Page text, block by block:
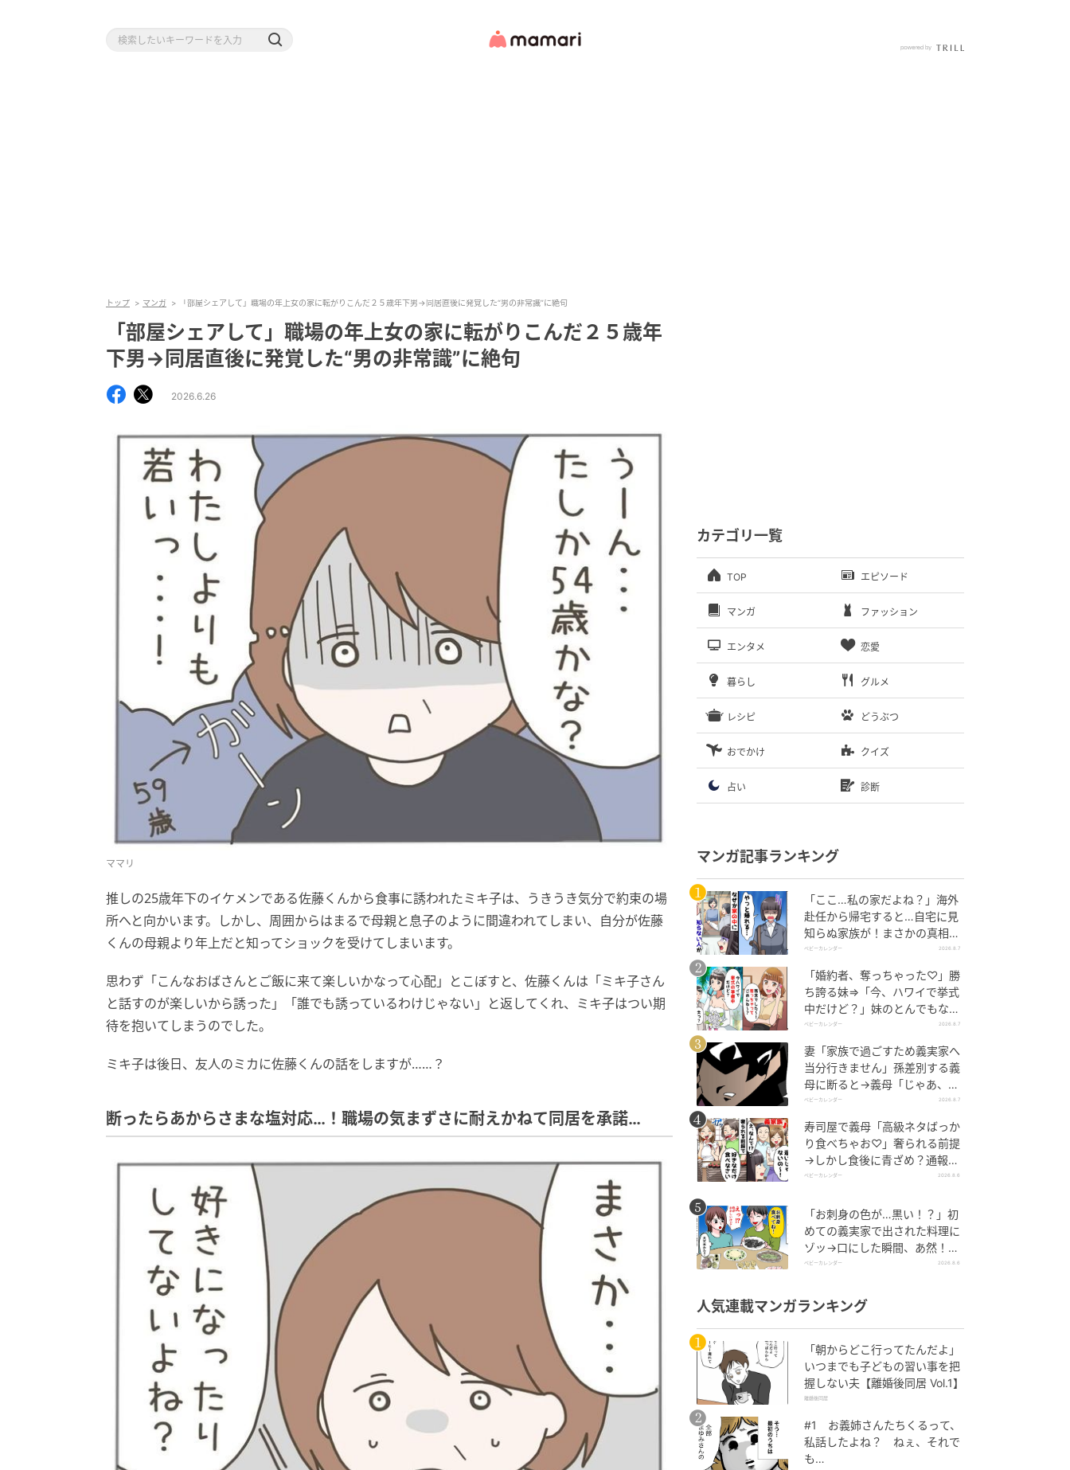
トップ マンガ 「部屋シェアして」職場の年上女の家に転がりこんだ２５歳年下男→同居直後に発覚した“男の非常識”に絶句
「部屋シェアして」職場の年上女の家に転がりこんだ２５歳年
下男→同居直後に発覚した“男の非常識”に絶句
2026.6.26
ママリ
推しの25歳年下のイケメンである佐藤くんから食事に誘われたミキ子は、うきうき気分で約束の場
所へと向かいます。しかし、周囲からはまるで母親と息子のように間違われてしまい、自分が佐藤
くんの母親より年上だと知ってショックを受けてしまいます。
思わず「こんなおばさんとご飯に来て楽しいかなって心配」とこぼすと、佐藤くんは「ミキ子さん
と話すのが楽しいから誘った」「誰でも誘っているわけじゃない」と返してくれ、ミキ子はつい期
待を抱いてしまうのでした。
ミキ子は後日、友人のミカに佐藤くんの話をしますが……？
断ったらあからさまな塩対応…！職場の気まずさに耐えかねて同居を承諾…
カテゴリ一覧
TOP エピソード
マンガ ファッション
エンタメ 恋愛
暮らし グルメ
レシピ どうぶつ
おでかけ クイズ
占い 診断
マンガ記事ランキング
「ここ…私の家だよね？」海外
赴任から帰宅すると…自宅に見
知らぬ家族が！まさかの真相と
は！？
ベビーカレンダー 2026.8.7
「婚約者、奪っちゃった♡」勝
ち誇る妹⇒「今、ハワイで挙式
中だけど？」妹のとんでもない
勘違いとは
ベビーカレンダー 2026.8.7
妻「家族で過ごすため義実家へ
当分行きません」孫差別する義
母に断ると→義母「じゃあ、私
は…」妻絶句＜こどおじ義兄＞
ベビーカレンダー 2026.8.7
寿司屋で義母「高級ネタばっか
り食べちゃお♡」奢られる前提
→しかし食後に青ざめ？通報さ
れ警察沙汰！
ベビーカレンダー 2026.8.6
「お刺身の色が…黒い！？」初
めての義実家で出された料理に
ゾッ→口にした瞬間、あ然！刺
身の正体は
ベビーカレンダー 2026.8.6
人気連載マンガランキング
「朝からどこ行ってたんだよ」
いつまでも子どもの習い事を把
握しない夫【離婚後同居 Vol.1】
離婚後同居
#1 お義姉さんたちくるって、
私話したよね？ ねぇ、それで
も…